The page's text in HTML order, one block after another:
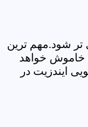
تر شود.مهم ترین
خاموش خواهد
ایندزیت در